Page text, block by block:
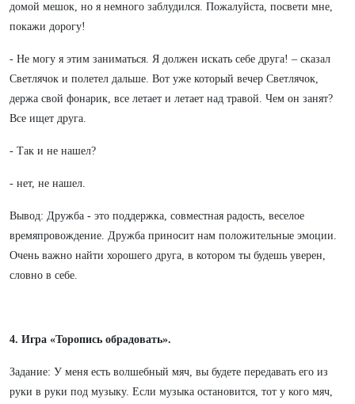
домой мешок, но я немного заблудился. Пожалуйста, посвети мне,
покажи дорогу!
- Не могу я этим заниматься. Я должен искать себе друга! – сказал
Светлячок и полетел дальше. Вот уже который вечер Светлячок,
держа свой фонарик, все летает и летает над травой. Чем он занят?
Все ищет друга.
- Так и не нашел?
- нет, не нашел.
Вывод: Дружба - это поддержка, совместная радость, веселое
времяпровождение. Дружба приносит нам положительные эмоции.
Очень важно найти хорошего друга, в котором ты будешь уверен,
словно в себе.
4. Игра «Торопись обрадовать».
Задание: У меня есть волшебный мяч, вы будете передавать его из
руки в руки под музыку. Если музыка остановится, тот у кого мяч,